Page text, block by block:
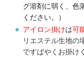
グ溶剤に弱く、色
ください。）
アイロン掛けは可
リエステル生地の
ですばやくお掛け